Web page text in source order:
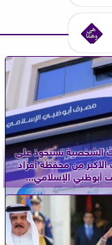
الشخصية تستحوذ على
من محفظة أفراد
الإسلامي...